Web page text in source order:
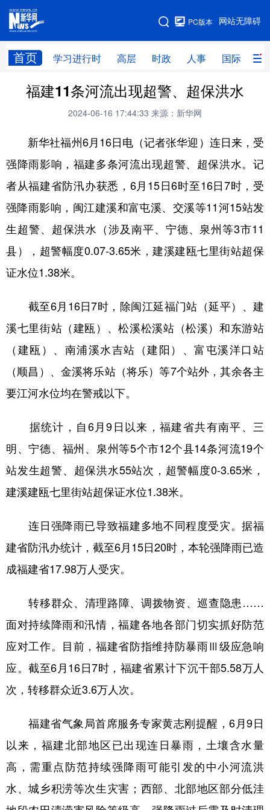
网站无障碍
PC版本
首页 学习进行时 高层 时政 人事 国际 财
网站地图
学习进行时 高层 时政 人事
财经 网评
台湾 思客智库 全球连线 教育
科技 科创 量子 体育
文化 书画 健康 军事
食品
彩票 娱乐 时尚 悦读
公益 一带一路 亚太网 上市公司
文化产业
北京 天津 河北 山西
辽宁 吉林 上海
山东 河南 湖北 湖南
广东 广西
陕西 甘肃 青海 宁夏
新疆 内蒙古 黑龙江
多语种频道
Русский язык 日本語 한국어
Deutsch Português
福建11条河流出现超警、超保洪水
2024-06-16 17:44:33 来源：新华网
新华社福州6月16日电（记者张华迎）连日来，受
强降雨影响，福建多条河流出现超警、超保洪水。记
者从福建省防汛办获悉，6月15日6时至16日7时，受
强降雨影响，闽江建溪和富屯溪、交溪等11河15站发
生超警、超保洪水（涉及南平、宁德、泉州等3市11
县），超警幅度0.07-3.65米，建溪建瓯七里街站超保
证水位1.38米。
截至6月16日7时，除闽江延福门站（延平）、建
溪七里街站（建瓯）、松溪松溪站（松溪）和东游站
（建瓯）、南浦溪水吉站（建阳）、富屯溪洋口站
（顺昌）、金溪将乐站（将乐）等7个站外，其余各主
要江河水位均在警戒以下。
据统计，自6月9日以来，福建省共有南平、三
明、宁德、福州、泉州等5个市12个县14条河流19个
站发生超警、超保洪水55站次，超警幅度0-3.65米，
建溪建瓯七里街站超保证水位1.38米。
连日强降雨已导致福建多地不同程度受灾。据福
建省防汛办统计，截至6月15日20时，本轮强降雨已造
成福建省17.98万人受灾。
转移群众、清理路障、调拨物资、巡查隐患……
面对持续降雨和汛情，福建各地各部门切实抓好防范
应对工作。目前，福建省防指维持防暴雨Ⅲ级应急响
应。截至6月16日7时，福建省累计下沉干部5.58万人
次，转移群众近3.6万人次。
福建省气象局首席服务专家黄志刚提醒，6月9日
以来，福建北部地区已出现连日暴雨，土壤含水量
高，需重点防范持续强降雨可能引发的中小河流洪
水、城乡积涝等次生灾害；西部、北部地区部分低洼